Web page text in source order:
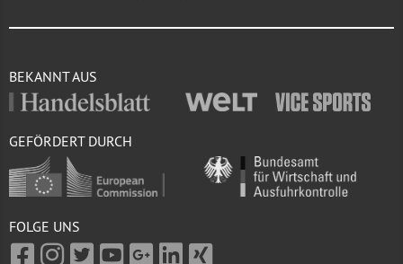
BEKANNT AUS
GEFÖRDERT DURCH
FOLGE UNS